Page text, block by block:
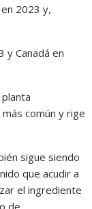
2023 y,
y Canadá en
común y rige
sigue siendo
que acudir a
el ingrediente
de